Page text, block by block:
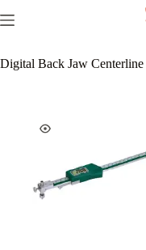
Digital Back Jaw